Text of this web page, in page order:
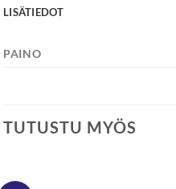
LISÄTIEDOT
PAINO
TUTUSTU MYÖS